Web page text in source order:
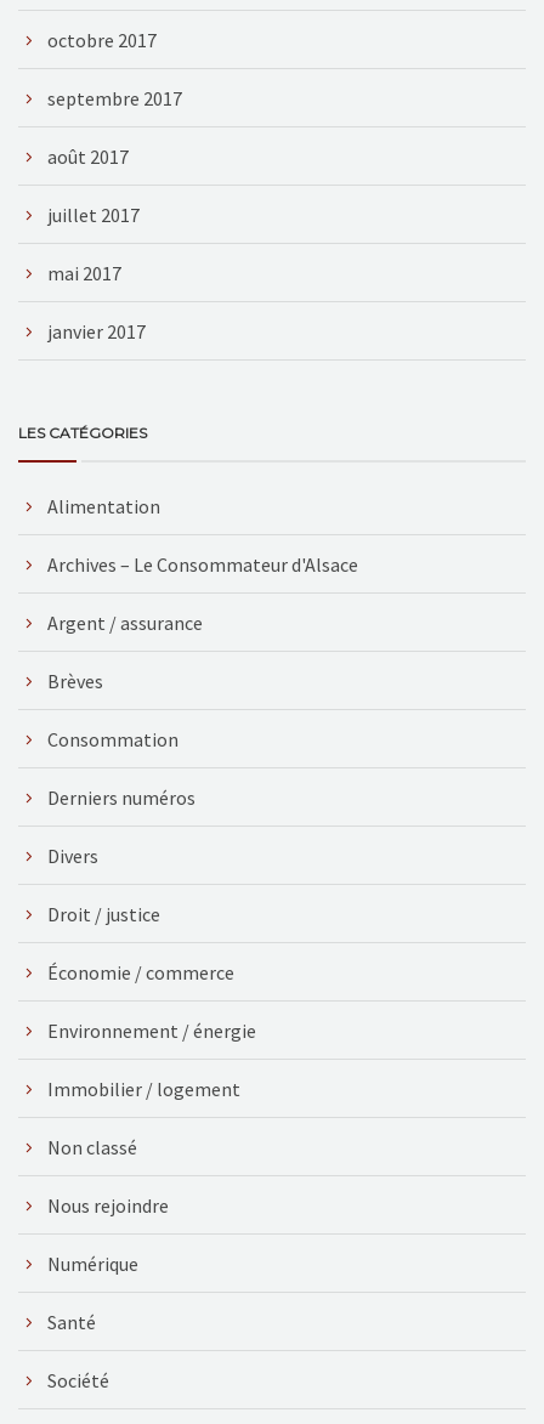
octobre 2017
septembre 2017
août 2017
juillet 2017
mai 2017
janvier 2017
LES CATÉGORIES
Alimentation
Archives – Le Consommateur d'Alsace
Argent / assurance
Brèves
Consommation
Derniers numéros
Divers
Droit / justice
Économie / commerce
Environnement / énergie
Immobilier / logement
Non classé
Nous rejoindre
Numérique
Santé
Société